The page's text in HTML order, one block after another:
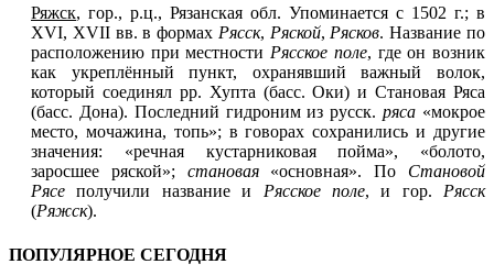
Ряжск, гор., р.ц., Рязанская обл. Упоминается с 1502 г.; в
XVI, XVII вв. в формах Рясск, Ряской, Рясков. Название по
расположению при местности Рясское поле, где он возник
как укреплённый пункт, охранявший важный волок,
который соединял рр. Хупта (басс. Оки) и Становая Ряса
(басс. Дона). Последний гидроним из русск.ряса «мокрое
место, мочажина, топь»; в говорах сохранились и другие
значения: «речная кустарниковая пойма», «болото,
заросшее ряской»; становая«основная». По Становой
Рясе получили название и Рясское поле, и гор. Рясск
(Ряжск).
ПОПУЛЯРНОЕ СЕГОДНЯ